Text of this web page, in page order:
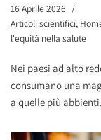
16 Aprile 2026
Articoli scientifici,
l'equità nella salute
Nei paesi ad alto
consumano una
a quelle più